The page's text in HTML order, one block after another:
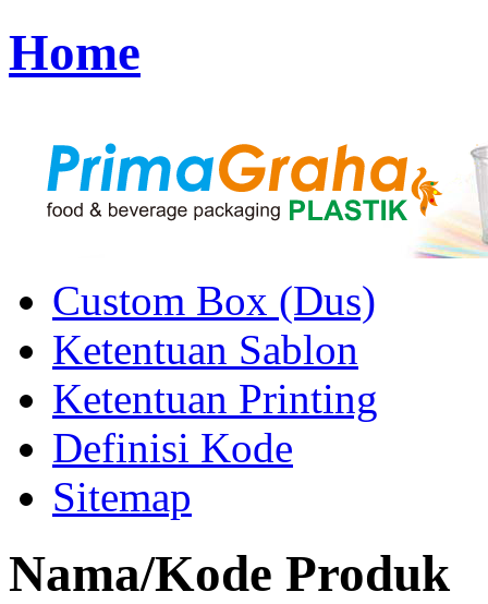
Home
Custom Box (Dus)
Ketentuan Sablon
Ketentuan Printing
Definisi Kode
Sitemap
Nama/Kode Produk